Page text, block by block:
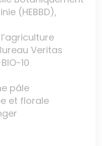
(HEBBD),
Veritas
10
pâle
et florale